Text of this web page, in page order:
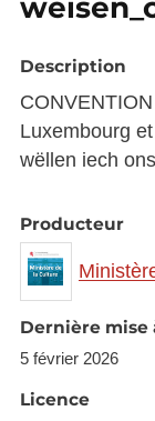
Description
Luxembourg
wëllen iech
Producteur
Dernière mise
5 février 2026
Licence